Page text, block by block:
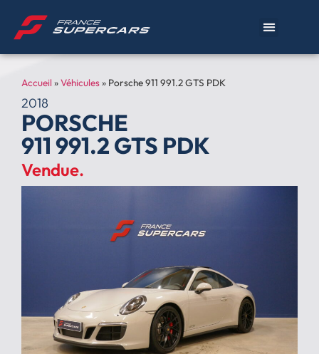
Accueil »Véhicules» Porsche 911 991.2 GTS PDK
2018
PORSCHE
911 991.2 GTS PDK
Vendue.